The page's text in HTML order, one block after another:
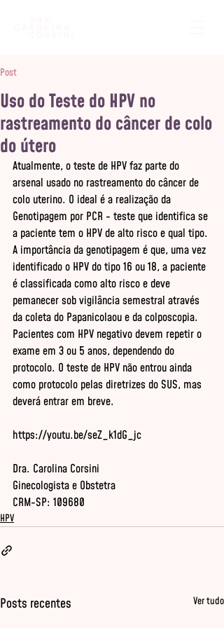
Post
Uso do Teste do HPV no
rastreamento do câncer de colo
do útero
Atualmente, o teste de HPV faz parte do
arsenal usado no rastreamento do câncer de
colo uterino. O ideal é a realização da
Genotipagem por PCR - teste que identifica se
a paciente tem o HPV de alto risco e qual tipo.
A importância da genotipagem é que, uma vez
identificado o HPV do tipo 16 ou 18, a paciente
é classificada como alto risco e deve
pemanecer sob vigilância semestral através
da coleta do Papanicolaou e da colposcopia.
Pacientes com HPV negativo devem repetir o
exame em 3 ou 5 anos, dependendo do
protocolo. O teste de HPV não entrou ainda
como protocolo pelas diretrizes do SUS, mas
deverá entrar em breve.
Dra. Carolina Corsini
Ginecologista e Obstetra
CRM-SP: 109680
HPV
Posts recentes Ver tudo